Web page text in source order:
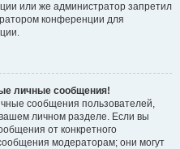
или же администратор запретил
конференции для
личные сообщения!
сообщения пользователей,
личном разделе. Если вы
от конкретного
модераторам; они могут